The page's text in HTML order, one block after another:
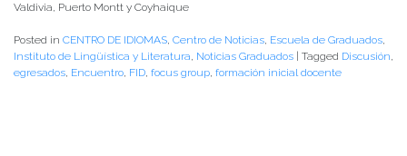
Valdivia, Puerto Montt y Coyhaique
Posted in CENTRO DE IDIOMAS, Centro de Noticias, Escuela de Graduados,
Instituto de Lingüística y Literatura, Noticias Graduados Tagged Discusión,
egresados, Encuentro, FID, focus group, formación inicial docente